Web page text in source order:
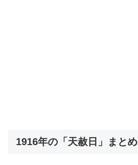
1916年の「天赦日」まとめ